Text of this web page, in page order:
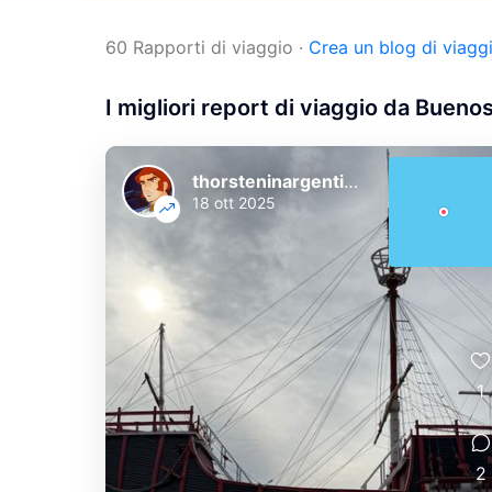
60 Rapporti di viaggio · Crea un blog di viaggi
I migliori report di viaggio da
thorsteninargentinien
18 ott 2025
1
2